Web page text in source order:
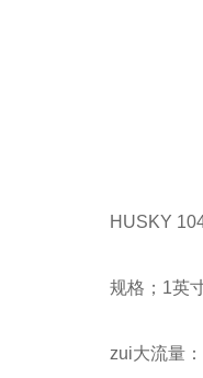
HUSKY
规格；1英
zui大流量